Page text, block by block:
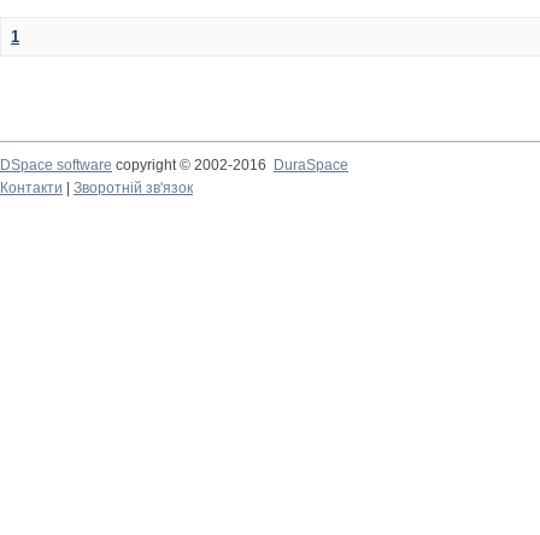
1
DSpace software copyright © 2002-2016
DuraSpace
Контакти
Зворотній зв'язок